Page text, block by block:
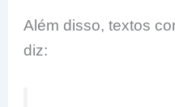
Além disso, textos
diz: